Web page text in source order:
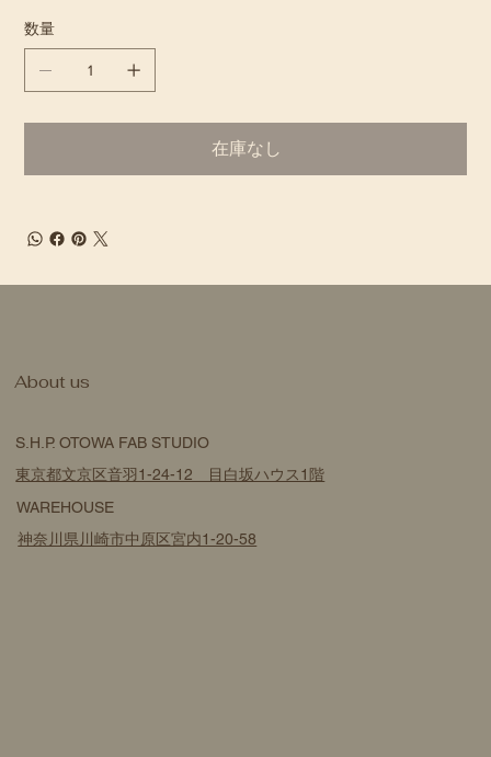
数量
在庫なし
S.H.P. OTOWA FAB STUDIO
東京都文京区音羽1-24-12 目白坂ハウス1階
WAREHOUSE
神奈川県川崎市中原区宮内1-20-58
​About us